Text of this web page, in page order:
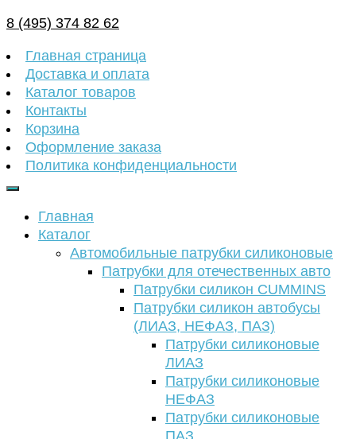
8 (495) 374 82 62
Главная страница
Доставка и оплата
Каталог товаров
Контакты
Корзина
Оформление заказа
Политика конфиденциальности
Главная
Каталог
Автомобильные патрубки силиконовые
Патрубки для отечественных авто
Патрубки силикон CUMMINS
Патрубки силикон автобусы
(ЛИАЗ, НЕФАЗ, ПАЗ)
Патрубки силиконовые
ЛИАЗ
Патрубки силиконовые
НЕФАЗ
Патрубки силиконовые
ПАЗ